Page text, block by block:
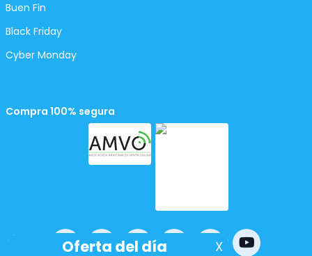
Buen Fin
Black Friday
Cyber Monday
Compra 100% segura